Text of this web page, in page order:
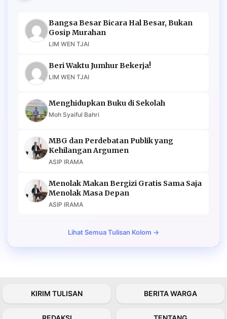
Bangsa Besar Bicara Hal Besar, Bukan
Gosip Murahan
LIM WEN TJAI
Beri Waktu Jumhur Bekerja!
LIM WEN TJAI
Menghidupkan Buku di Sekolah
Moh Syaiful Bahri
MBG dan Perdebatan Publik yang
Kehilangan Argumen
ASIP IRAMA
Menolak Makan Bergizi Gratis Sama Saja
Menolak Masa Depan
ASIP IRAMA
Lihat Semua Tulisan Kolom →
KIRIM TULISAN BERITA WARGA